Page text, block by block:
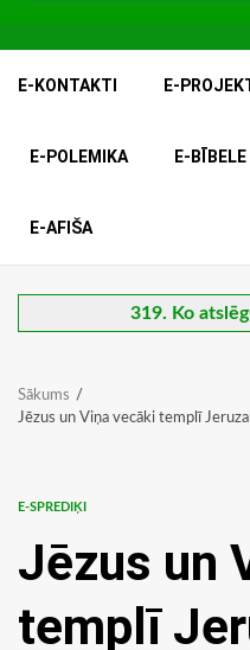
E-KONTAKTI E-
E-POLEMIKA E-BĪBELE
E-AFIŠA
319. Ko
Sākums
Jēzus un Viņa vecāki templī
E-SPREDIĶI
Jēzus un
templī